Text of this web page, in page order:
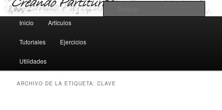
Menú
Ir
al
contenido
principal
Ir
al
contenido
secundario
Inicio Artículos
Tutoriales Ejercicios
Utilidades
ARCHIVO DE LA ETIQUETA:CLAVE